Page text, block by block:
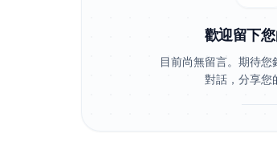
歡迎留下
目前尚無留言。期待您
對話，分享您